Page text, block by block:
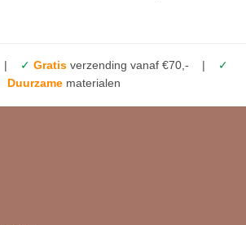
| ✓ Gratisverzending vanaf €70,- |
✓
Duurzamematerialen